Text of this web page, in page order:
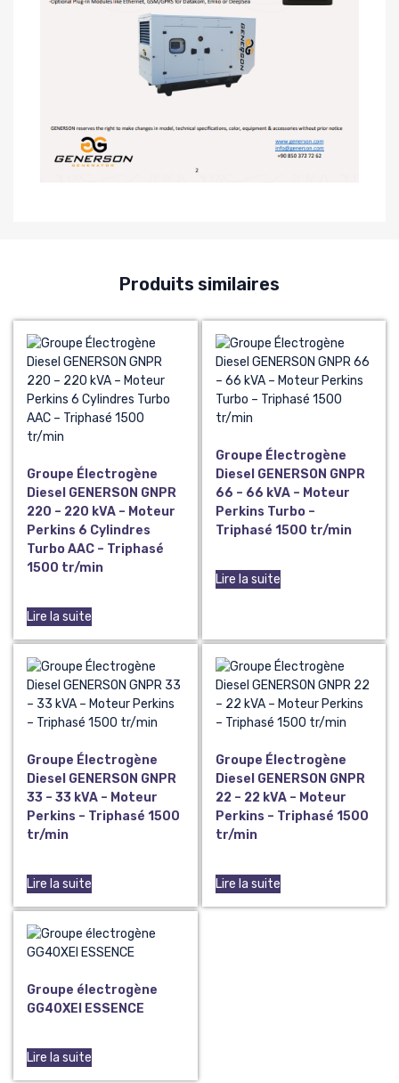
Produits similaires
Groupe Électrogène
Diesel GENERSON GNPR
220 – 220 kVA – Moteur
Perkins 6 Cylindres
Turbo AAC – Triphasé
1500 tr/min
Lire la suite
Groupe Électrogène
Diesel GENERSON GNPR
66 – 66 kVA – Moteur
Perkins Turbo –
Triphasé 1500 tr/min
Lire la suite
Groupe Électrogène
Diesel GENERSON GNPR
33 – 33 kVA – Moteur
Perkins – Triphasé 1500
tr/min
Lire la suite
Groupe Électrogène
Diesel GENERSON GNPR
22 – 22 kVA – Moteur
Perkins – Triphasé 1500
tr/min
Lire la suite
Groupe électrogène
GG40XEI ESSENCE
Lire la suite